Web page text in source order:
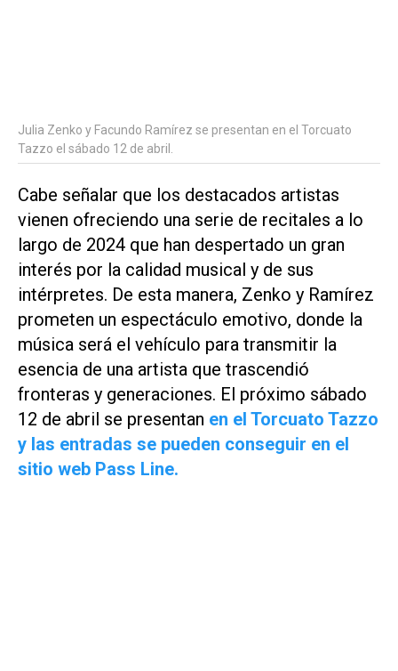
Julia Zenko y Facundo Ramírez se presentan en el Torcuato
Tazzo el sábado 12 de abril.
Cabe señalar que los destacados artistas
vienen ofreciendo una serie de recitales a lo
largo de 2024 que han despertado un gran
interés por la calidad musical y de sus
intérpretes. De esta manera, Zenko y Ramírez
prometen un espectáculo emotivo, donde la
música será el vehículo para transmitir la
esencia de una artista que trascendió
fronteras y generaciones. El próximo sábado
12 de abril se presentan en el Torcuato Tazzo
y las entradas se pueden conseguir en el
sitio web Pass Line.